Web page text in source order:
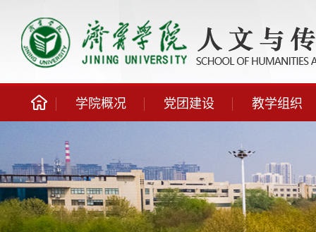
学院概况 党团建设 教学组织